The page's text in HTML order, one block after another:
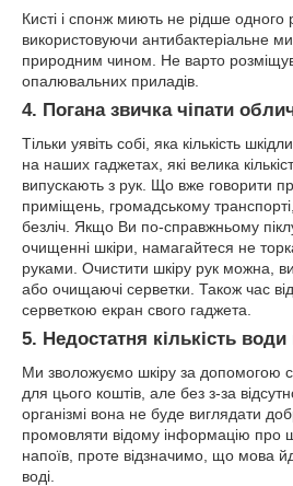
Кисті і спонж миють не рідше одного
використовуючи антибактеріальне
природним чином. Не варто
опалювальних приладів.
4. Погана звичка чіпати
Тільки уявіть собі, яка кількість
на наших гаджетах, які велика
випускають з рук. Що вже говорити
приміщень, громадському
безліч. Якщо Ви по-справжньому
очищенні шкіри, намагайтеся не
руками. Очистити шкіру рук можна,
або очищаючі серветки. Також час
серветкою екран свого гаджета.
5. Недостатня кількість води
Ми зволожуємо шкіру за допомогою
для цього коштів, але без з-за
організмі вона не буде виглядати
промовляти відому інформацію про
напоїв, проте відзначимо, що мова
воді.